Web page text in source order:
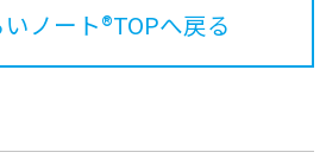
ノート®TOPへ戻る